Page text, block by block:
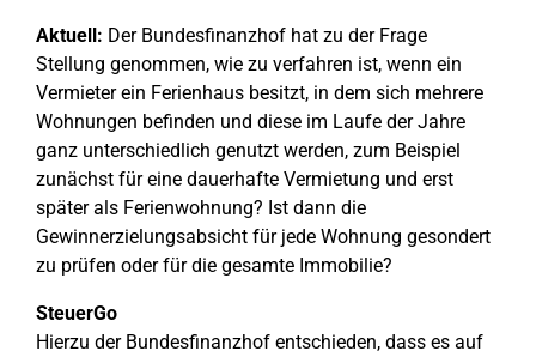
Aktuell: Der Bundesfinanzhof hat zu der Frage
Stellung genommen, wie zu verfahren ist, wenn ein
Vermieter ein Ferienhaus besitzt, in dem sich mehrere
Wohnungen befinden und diese im Laufe der Jahre
ganz unterschiedlich genutzt werden, zum Beispiel
zunächst für eine dauerhafte Vermietung und erst
später als Ferienwohnung? Ist dann die
Gewinnerzielungsabsicht für jede Wohnung gesondert
zu prüfen oder für die gesamte Immobilie?
SteuerGo
Hierzu der Bundesfinanzhof entschieden, dass es auf